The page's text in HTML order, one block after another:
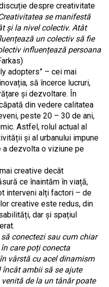
despre creativitate
se manifestă
și la nivel colectiv. Atât
un colectiv să fie
influențează persoana
adopters” – cei mai
să încerce lucruri,
și dezvoltare. În
din vedere calitatea
peste 20 – 30 de ani,
Astfel, rolul actual al
și al urbanului impune
a dezvolta o viziune pe
creative decât
ce înaintăm în viață,
interveni alți factori – de
creative este redus, din
dar și spațiul
conectezi sau cum chiar
care poți conecta
vârstă cu acel dinamism
încât ambii să se ajute
de la un tânăr poate